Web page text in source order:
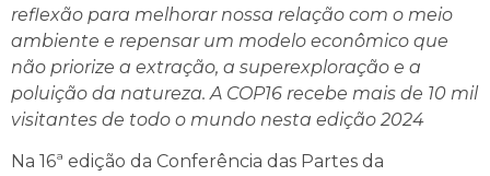
reflexão para melhorar nossa relação com o meio
ambiente e repensar um modelo econômico que
não priorize a extração, a superexploração e a
poluição da natureza. A COP16 recebe mais de 10 mil
visitantes de todo o mundo nesta edição 2024
Na 16ª edição da Conferência das Partes da